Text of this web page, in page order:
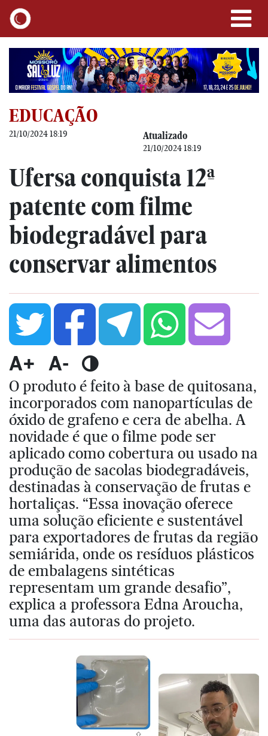
EDUCAÇÃO
21/10/2024 18:19 Atualizado
21/10/2024 18:19
Ufersa conquista 12ª
patente com filme
biodegradável para
conservar alimentos
A+ A-
O produto é feito à base de quitosana,
incorporados com nanopartículas de
óxido de grafeno e cera de abelha. A
novidade é que o filme pode ser
aplicado como cobertura ou usado na
produção de sacolas biodegradáveis,
destinadas à conservação de frutas e
hortaliças. “Essa inovação oferece
uma solução eficiente e sustentável
para exportadores de frutas da região
semiárida, onde os resíduos plásticos
de embalagens sintéticas
representam um grande desafio”,
explica a professora Edna Aroucha,
uma das autoras do projeto.